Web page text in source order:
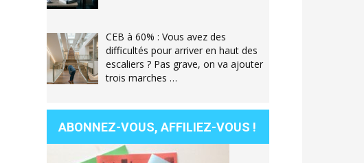
CEB à 60% : Vous avez des
difficultés pour arriver en haut des
escaliers ? Pas grave, on va ajouter
trois marches …
ABONNEZ-VOUS, AFFILIEZ-VOUS !